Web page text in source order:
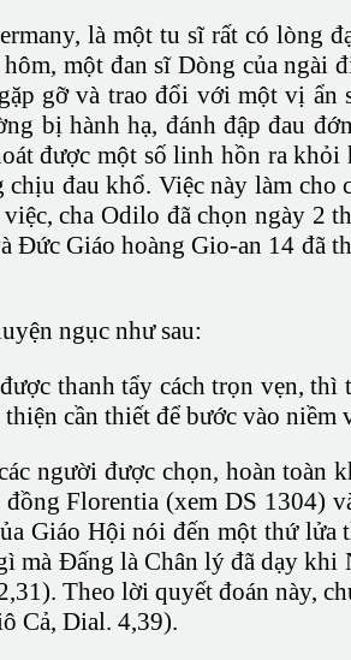
là một tu sĩ rất có lòng
một đan sĩ Dòng của ngài
gỡ và trao đổi với một vị ẩn
bị hành hạ, đánh đập đau
được một số linh hồn ra khỏi
đau khổ. Việc này làm cho
cha Odilo đã chọn ngày 2
Đức Giáo hoàng Gio-an 14 đã
ngục như sau:
thanh tẩy cách trọn vẹn, thì
cần thiết để bước vào niềm
người được chọn, hoàn toàn
Florentia (xem DS 1304)
Giáo Hội nói đến một thứ lửa
mà Đấng là Chân lý đã dạy khi
Theo lời quyết đoán này,
Cả, Dial. 4,39).